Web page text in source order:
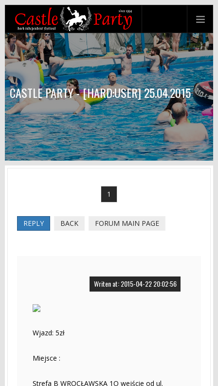
CASTLE PARTY - [HARD:USER] 25.04.2015
1
REPLY BACK FORUM MAIN PAGE
Writen at: 2015-04-22 20:02:56
Wjazd: 5zł
Miejsce :
Strefa B WROCŁAWSKA 1O wejście od ul.